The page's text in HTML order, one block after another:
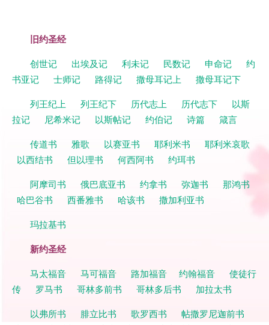
旧约圣经
创世记 出埃及记 利未记 民数记 申命记
约
书亚记
士师记 路得记 撒母耳记上
撒母耳记下
列王纪上
列王纪下 历代志上 历代志下
以斯
拉记
尼希米记 以斯帖记 约伯记 诗篇
箴言
传道书
雅歌 以赛亚书 耶利米书
耶利米哀歌
以西结书
但以理书 何西阿书
约珥书
阿摩司书
俄巴底亚书 约拿书 弥迦书
那鸿书
哈巴谷书
西番雅书 哈该书
撒加利亚书
玛拉基书
新约圣经
马太福音 马可福音 路加福音 约翰福音
使徒行
传
罗马书 哥林多前书 哥林多后书
加拉太书
以弗所书
腓立比书 歌罗西书
帖撒罗尼迦前书